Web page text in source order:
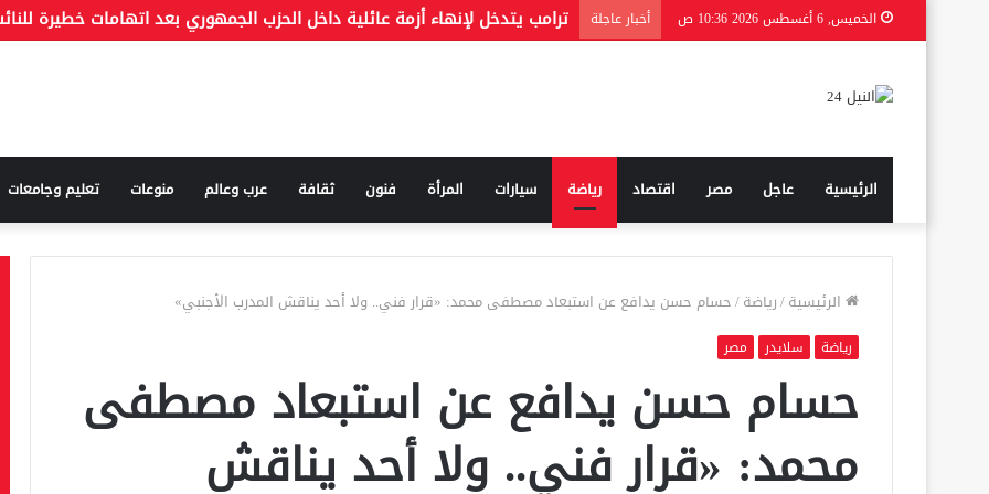
الخميس, 6 أغسطس 2026 10:36 ص أخبار عاجلة
الرئيسية عاجل مصر اقتصاد رياضة سيارات المرأة فنون ثقافة عرب وعالم منوعات تعليم وجامعات
الرئيسية/رياضة/حسام حسن يدافع عن استبعاد مصطفى محمد: «قرار فني.. ولا أحد يناقش المدرب الأجنبي»
رياضة سلايدر مصر
حسام حسن يدافع عن استبعاد مصطفى
محمد: «قرار فني.. ولا أحد يناقش